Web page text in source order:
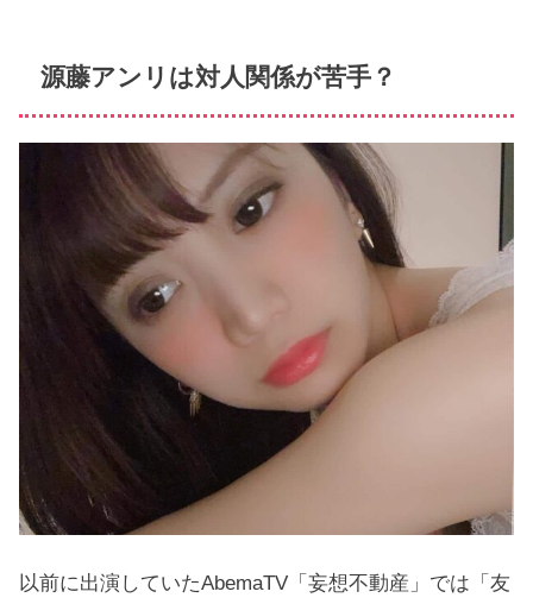
源藤アンリは対人関係が苦手？
以前に出演していたAbemaTV「妄想不動産」では「友